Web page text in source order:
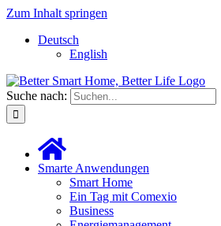
Zum Inhalt springen
Deutsch
English
Suche nach:
Smarte Anwendungen
Smart Home
Ein Tag mit Comexio
Business